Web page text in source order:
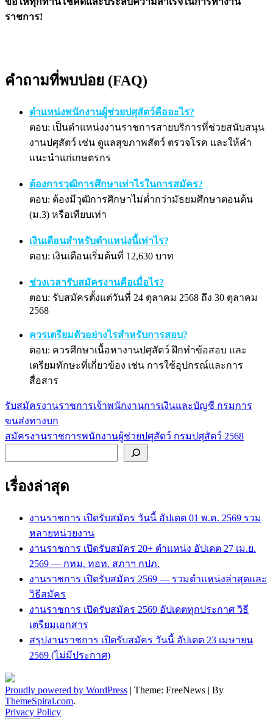
ราชการ!
คำถามที่พบบ่อย (FAQ)
ตำแหน่งพนักงานผู้ช่วยปศุสัตว์คืออะไร?
ตอบ: เป็นตำแหน่งงานราชการสายบริการที่ช่วยสนับสนุน
งานปศุสัตว์ เช่น ดูแลสุขภาพสัตว์ ตรวจโรค และให้คำ
แนะนำแก่เกษตรกร
ต้องการวุฒิการศึกษาเท่าไรในการสมัคร?
ตอบ: ต้องมีวุฒิการศึกษาไม่ต่ำกว่ามัธยมศึกษาตอนต้น
(ม.3) หรือเทียบเท่า
เงินเดือนสำหรับตำแหน่งนี้เท่าไร?
ตอบ: เงินเดือนเริ่มต้นที่ 12,630 บาท
ช่วงเวลารับสมัครงานคือเมื่อไร?
ตอบ: รับสมัครตั้งแต่วันที่ 24 ตุลาคม 2568 ถึง 30 ตุลาคม
2568
ควรเตรียมตัวอย่างไรสำหรับการสอบ?
ตอบ: ควรศึกษาเนื้อหางานปศุสัตว์ ฝึกทำข้อสอบ และ
เตรียมทักษะที่เกี่ยวข้อง เช่น การใช้อุปกรณ์และการ
สื่อสาร
แนะแนว
เรื่อง
รับสมัครงานราชการเจ้าพนักงานการเงินและบัญชี กรมการ
ขนส่งทางบก
สมัครงานราชการพนักงานผู้ช่วยปศุสัตว์ กรมปศุสัตว์ 2568
เรื่องล่าสุด
งานราชการ เปิดรับสมัคร วันนี้ อัปเดต 01 พ.ค. 2569 รวม
หลายหน่วยงาน
งานราชการ เปิดรับสมัคร 20+ ตำแหน่ง อัปเดต 27 เม.ย.
2569 — กทม. ทอท. สภาฯ กปภ.
งานราชการ เปิดรับสมัคร 2569 — รวมตำแหน่งล่าสุดและ
วิธีสมัคร
งานราชการ เปิดรับสมัคร 2569 อัปเดตทุกประกาศ วิธี
เตรียมเอกสาร
สรุปงานราชการ เปิดรับสมัคร วันนี้ อัปเดต 23 เมษายน
2569 (ไม่มีประกาศ)
Proudly powered by WordPress | Theme: FreeNews | By
ThemeSpiral.com.
Privacy Policy